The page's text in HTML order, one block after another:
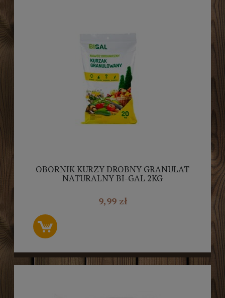
OBORNIK KURZY DROBNY GRANULAT
NATURALNY BI-GAL 2KG
9,99 zł